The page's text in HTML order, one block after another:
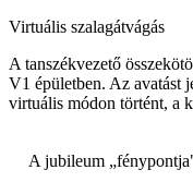
Virtuális szalagátvágás
A tanszékvezető
V1 épületben. Az avatást
virtuális módon történt, a
A jubileum